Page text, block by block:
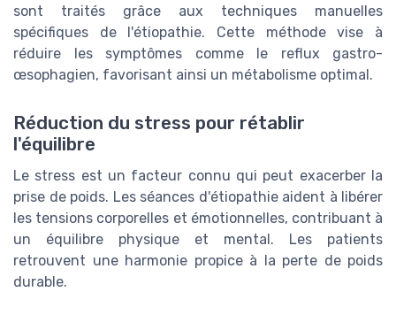
sont traités grâce aux techniques manuelles
spécifiques de l'étiopathie. Cette méthode vise à
réduire les symptômes comme le reflux gastro-
œsophagien, favorisant ainsi un métabolisme optimal.
Réduction du stress pour rétablir
l'équilibre
Le stress est un facteur connu qui peut exacerber la
prise de poids. Les séances d'étiopathie aident à libérer
les tensions corporelles et émotionnelles, contribuant à
un équilibre physique et mental. Les patients
retrouvent une harmonie propice à la perte de poids
durable.